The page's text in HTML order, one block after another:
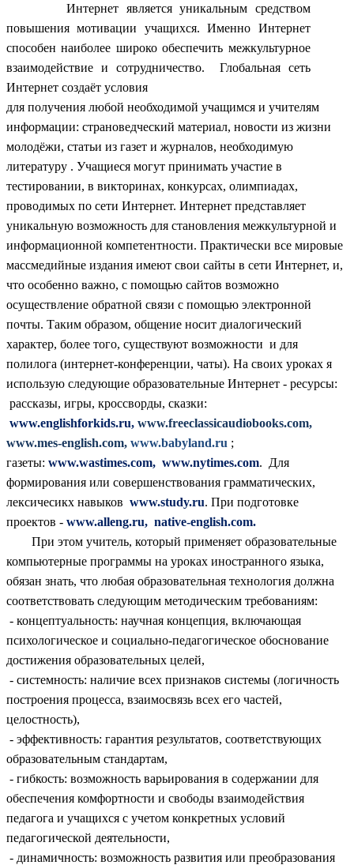
Интернет является уникальным средством
повышения мотивации учащихся. Именно Интернет
способен наиболее широко обеспечить межкультурное
взаимодействие и сотрудничество. Глобальная сеть
Интернет создаёт условия
для получения любой необходимой учащимся и учителям
информации: страноведческий материал, новости из жизни
молодёжи, статьи из газет и журналов, необходимую
литературу . Учащиеся могут принимать участие в
тестировании, в викторинах, конкурсах, олимпиадах,
проводимых по сети Интернет. Интернет представляет
уникальную возможность для становления межкультурной и
информационной компетентности. Практически все мировые
массмедийные издания имеют свои сайты в сети Интернет, и,
что особенно важно, с помощью сайтов возможно
осуществление обратной связи с помощью электронной
почты. Таким образом, общение носит диалогический
характер, более того, существуют возможности и для
полилога (интернет-конференции, чаты). На своих уроках я
использую следующие образовательные Интернет - ресурсы:
рассказы, игры, кроссворды, сказки:
www.englishforkids.ru, www.freeclassicaudiobooks.com,
www.mes-english.com, www.babyland.ru ;
газеты: www.wastimes.com, www.nytimes.com. Для
формирования или совершенствования грамматических,
лексичесикх навыков www.study.ru. При подготовке
проектов - www.alleng.ru, native-english.com.
При этом учитель, который применяет образовательные
компьютерные программы на уроках иностранного языка,
обязан знать, что любая образовательная технология должна
соответствовать следующим методическим требованиям:
- концептуальность: научная концепция, включающая
психологическое и социально-педагогическое обоснование
достижения образовательных целей,
- системность: наличие всех признаков системы (логичность
построения процесса, взаимосвязь всех его частей,
целостность),
- эффективность: гарантия результатов, соответствующих
образовательным стандартам,
- гибкость: возможность варьирования в содержании для
обеспечения комфортности и свободы взаимодействия
педагога и учащихся с учетом конкретных условий
педагогической деятельности,
- динамичность: возможность развития или преобразования